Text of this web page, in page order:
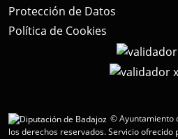
Protección de Datos
Política de Cookies
© Ayuntamiento
los derechos reservados.Servicio ofrecido